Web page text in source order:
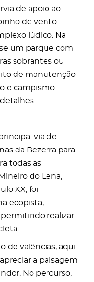
de apoio ao
de vento
lúdico. Na
um parque com
sobrantes ou
de manutenção
e campismo.
via de
da Bezerra para
todas as
do Lena,
XX, foi
ecopista,
realizar
de valências, aqui
a paisagem
No percurso,